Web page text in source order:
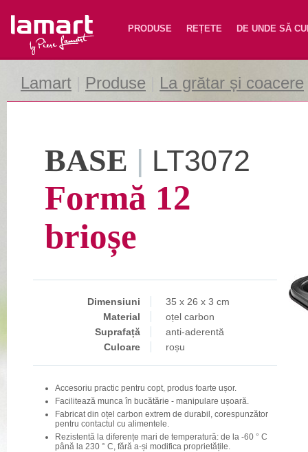
Lamart PRODUSE REȚETE DE UNDE SĂ
Lamart Produse La grătar și coacere
BASE | LT3072
Formă 12
brioșe
Dimensiuni
35 x 26 x 3 cm
Material
oțel carbon
Suprafață
anti-aderentă
Culoare
roșu
Accesoriu practic pentru copt, produs foarte ușor.
Facilitează munca în bucătărie - manipulare ușoară.
Fabricat din oțel carbon extrem de durabil, corespunzător
pentru contactul cu alimentele.
Rezistentă la diferențe mari de temperatură: de la -60 ° C
până la 230 ° C, fără a-și modifica proprietățile.